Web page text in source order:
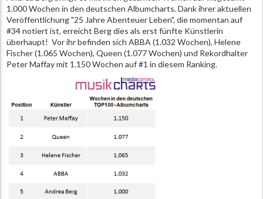
1.000 Wochen in den deutschen Albumcharts. Dank ihrer aktuellen
Veröffentlichung "25 Jahre Abenteuer Leben", die momentan auf
#34 notiert ist, erreicht Berg dies als erst fünfte Künstlerin
überhaupt! Vor ihr befinden sich ABBA (1.032 Wochen), Helene
Fischer (1.065 Wochen), Queen (1.077 Wochen) und Rekordhalter
Peter Maffay mit 1.150 Wochen auf #1 in diesem Ranking.